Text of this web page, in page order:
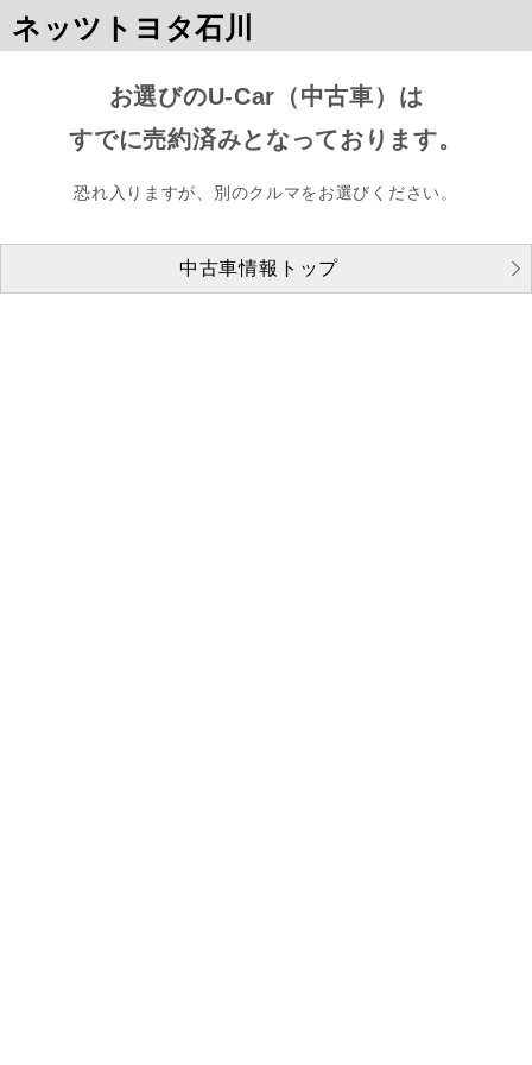
ネッツトヨタ石川
お選びのU-Car（中古車）は
すでに売約済みとなっております。
恐れ入りますが、別のクルマをお選びください。
中古車情報トップ